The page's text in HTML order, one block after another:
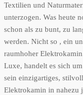
Textilien und
unterzogen. Was heute
schon als zu bunt, zu
werden. Nicht so , ein
raumhoher
Luxe, handelt es sich
sein einzigartiges,
Elektrokamin in nahezu